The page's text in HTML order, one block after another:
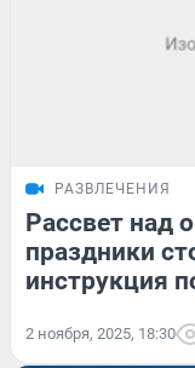
РАЗВЛЕЧЕНИЯ
Рассвет над
праздники
инструкция
2 ноября, 2025, 18:30